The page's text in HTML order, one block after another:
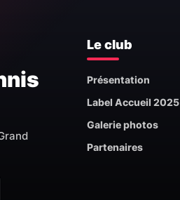
Le club
Présentation
Label Accueil 2025
Galerie photos
Partenaires